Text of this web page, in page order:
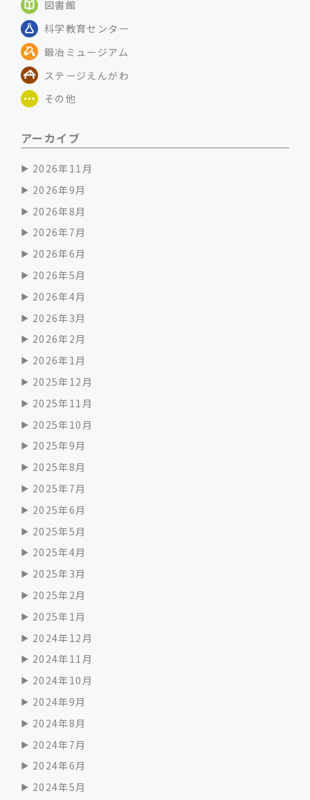
図書館
科学教育センター
鍛冶ミュージアム
ステージえんがわ
その他
アーカイブ
2026年11月
2026年9月
2026年8月
2026年7月
2026年6月
2026年5月
2026年4月
2026年3月
2026年2月
2026年1月
2025年12月
2025年11月
2025年10月
2025年9月
2025年8月
2025年7月
2025年6月
2025年5月
2025年4月
2025年3月
2025年2月
2025年1月
2024年12月
2024年11月
2024年10月
2024年9月
2024年8月
2024年7月
2024年6月
2024年5月